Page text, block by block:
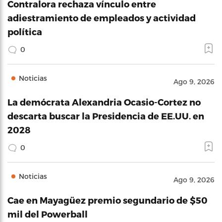
Contralora rechaza vínculo entre
adiestramiento de empleados y actividad
política
0
Noticias Ago 9, 2026
La demócrata Alexandria Ocasio-Cortez no
descarta buscar la Presidencia de EE.UU. en
2028
0
Noticias Ago 9, 2026
Cae en Mayagüez premio segundario de $50
mil del Powerball